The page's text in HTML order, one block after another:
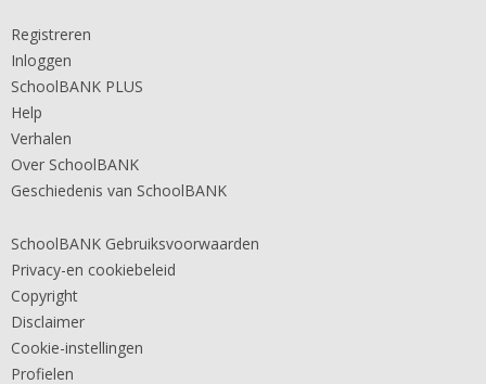
Registreren
Inloggen
SchoolBANK PLUS
Help
Verhalen
Over SchoolBANK
Geschiedenis van SchoolBANK
SchoolBANK Gebruiksvoorwaarden
Privacy-en cookiebeleid
Copyright
Disclaimer
Cookie-instellingen
Profielen